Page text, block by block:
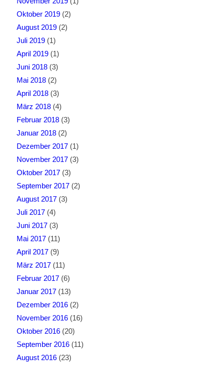
Oktober 2019(2)
August 2019(2)
Juli 2019(1)
April 2019(1)
Juni 2018(3)
Mai 2018(2)
April 2018(3)
März 2018(4)
Februar 2018(3)
Januar 2018(2)
Dezember 2017(1)
November 2017(3)
Oktober 2017(3)
September 2017(2)
August 2017(3)
Juli 2017(4)
Juni 2017(3)
Mai 2017(11)
April 2017(9)
März 2017(11)
Februar 2017(6)
Januar 2017(13)
Dezember 2016(2)
November 2016(16)
Oktober 2016(20)
September 2016(11)
August 2016(23)